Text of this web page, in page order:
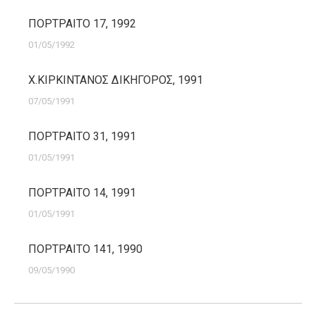
ΠΟΡΤΡΑΙΤΟ 17, 1992
01/05/1992
Χ.ΚΙΡΚΙΝΤΑΝΟΣ ΔΙΚΗΓΟΡΟΣ, 1991
07/05/1991
ΠΟΡΤΡΑΙΤΟ 31, 1991
01/05/1991
ΠΟΡΤΡΑΙΤΟ 14, 1991
01/05/1991
ΠΟΡΤΡΑΙΤΟ 141, 1990
09/05/1990